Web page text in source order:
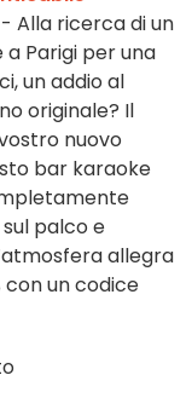
Alla ricerca di un
Parigi per una
un addio al
originale? Il
nuovo
bar karaoke
palco e
allegra
un codice